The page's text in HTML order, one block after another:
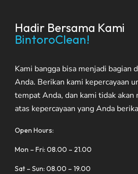
Hadir Bersama Kami
BintoroClean!
Kami bangga bisa menjadi bagian
Anda. Berikan kami kepercayaan
tempat Anda, dan kami tidak akan
atas kepercayaan yang Anda
Open Hours:
Mon – Fri: 08.00 – 21.00
Sat – Sun: 08.00 – 19.00